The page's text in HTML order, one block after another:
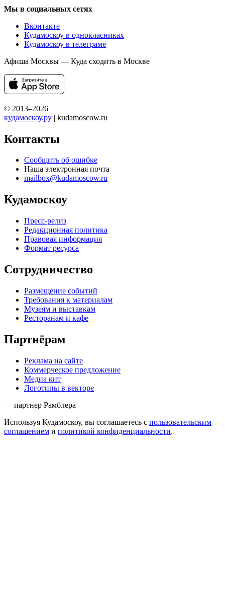
Мы в социальных сетях
Вконтакте
Кудамоскоу в однокласниках
Кудамоскоу в телеграме
Афиша Москвы — Куда сходить в Москве
© 2013–2026
кудамоскоу.ру | kudamoscow.ru
Контакты
Сообщить об ошибке
Наша электронная почта
mailbox@kudamoscow.ru
Кудамоскоу
Пресс-релиз
Редакционная политика
Правовая информация
Формат ресурса
Сотрудничество
Размещение событий
Требования к материалам
Музеям и выставкам
Ресторанам и кафе
Партнёрам
Реклама на сайте
Коммерческое предложение
Медиа кит
Логотипы в векторе
— партнер Рамблера
Используя Кудамоскоу, вы соглашаетесь с пользовательским
соглашением и политикой конфиденциальности.